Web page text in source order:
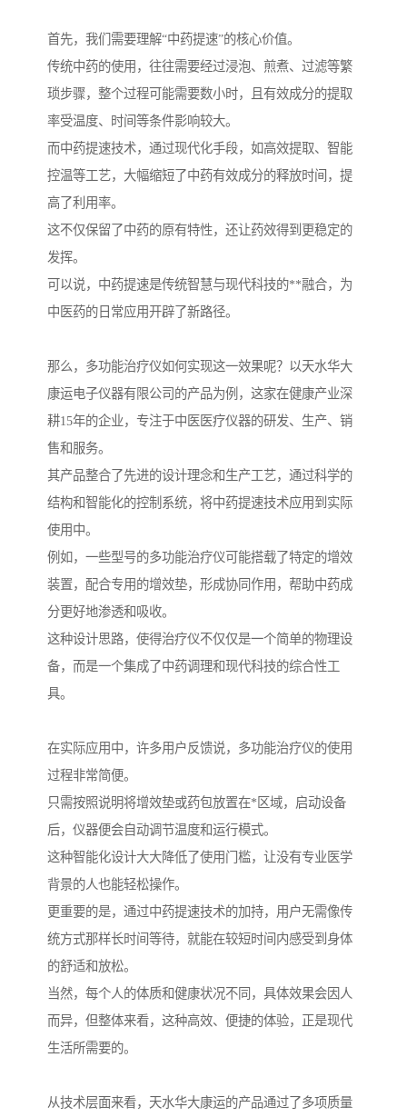
首先，我们需要理解“中药提速”的核心价值。
传统中药的使用，往往需要经过浸泡、煎煮、过滤等繁
琐步骤，整个过程可能需要数小时，且有效成分的提取
率受温度、时间等条件影响较大。
而中药提速技术，通过现代化手段，如高效提取、智能
控温等工艺，大幅缩短了中药有效成分的释放时间，提
高了利用率。
这不仅保留了中药的原有特性，还让药效得到更稳定的
发挥。
可以说，中药提速是传统智慧与现代科技的**融合，为
中医药的日常应用开辟了新路径。
那么，多功能治疗仪如何实现这一效果呢？以天水华大
康运电子仪器有限公司的产品为例，这家在健康产业深
耕15年的企业，专注于中医医疗仪器的研发、生产、销
售和服务。
其产品整合了先进的设计理念和生产工艺，通过科学的
结构和智能化的控制系统，将中药提速技术应用到实际
使用中。
例如，一些型号的多功能治疗仪可能搭载了特定的增效
装置，配合专用的增效垫，形成协同作用，帮助中药成
分更好地渗透和吸收。
这种设计思路，使得治疗仪不仅仅是一个简单的物理设
备，而是一个集成了中药调理和现代科技的综合性工
具。
在实际应用中，许多用户反馈说，多功能治疗仪的使用
过程非常简便。
只需按照说明将增效垫或药包放置在*区域，启动设备
后，仪器便会自动调节温度和运行模式。
这种智能化设计大大降低了使用门槛，让没有专业医学
背景的人也能轻松操作。
更重要的是，通过中药提速技术的加持，用户无需像传
统方式那样长时间等待，就能在较短时间内感受到身体
的舒适和放松。
当然，每个人的体质和健康状况不同，具体效果会因人
而异，但整体来看，这种高效、便捷的体验，正是现代
生活所需要的。
从技术层面来看，天水华大康运的产品通过了多项质量